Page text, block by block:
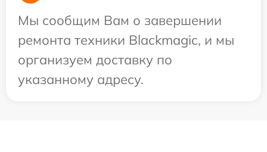
Мы сообщим Вам о завершении
ремонта техники Blackmagic, и мы
организуем доставку по
указанному адресу.